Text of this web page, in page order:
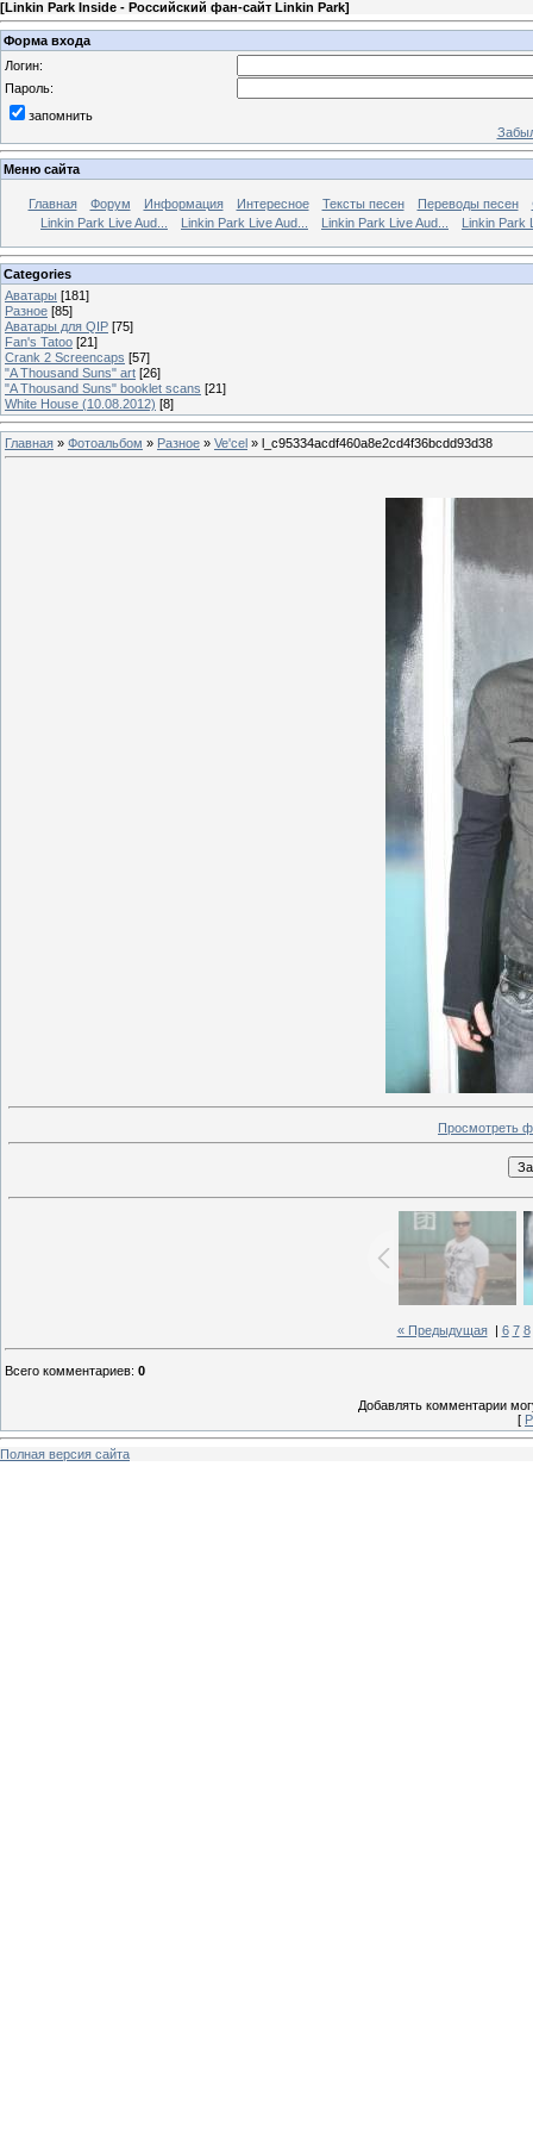
[Linkin Park Inside - Российский фан-сайт Linkin Park]
Форма входа
Логин:
Пароль:
запомнить
Меню сайта
Главная Форум Информация Интересное Тексты песен Переводы песен
Linkin Park Live Aud...
Linkin Park Live Aud... Linkin Park Live Aud... Linkin Park
Categories
Аватары [181]
Разное [85]
Аватары для QIP [75]
Fan's Tatoo [21]
Crank 2 Screencaps [57]
"A Thousand Suns" art [26]
"A Thousand Suns" booklet scans [21]
White House (10.08.2012) [8]
Главная » Фотоальбом » Разное » Ve'cel » l_c95334acdf460a8e2cd4f36bcdd93d38
Просмотреть
« Предыдущая| 6 7 8
Всего комментариев: 0
Добавлять комментарии
[
Полная версия сайта